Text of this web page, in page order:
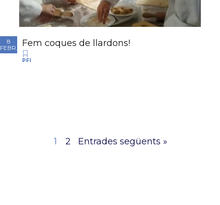
8
FEBR.
Fem coques de llardons!
PFI
1 2 Entrades següents »